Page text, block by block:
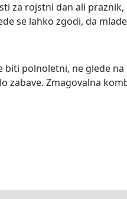
za rojstni dan ali
se lahko zgodi, da
polnoletni, ne glede
zabave. Zmagovalna